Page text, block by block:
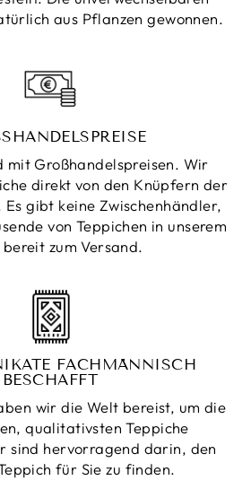
aus Pflanzen gewonnen.
mit Großhandelspreisen. Wir
direkt von den Knüpfern der
Es gibt keine Zwischenhändler,
von Teppichen in unserem
zum Versand.
FACHMÄNNISCH
BESCHAFFT
wir die Welt bereist, um die
qualitativsten Teppiche
sind hervorragend darin, den
für Sie zu finden.